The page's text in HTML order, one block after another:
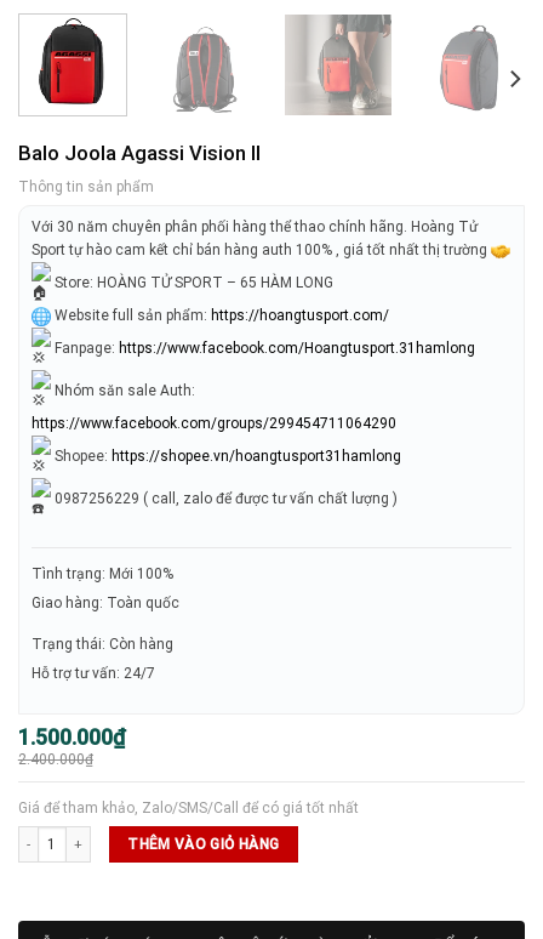
Balo Joola Agassi Vision II
Thông tin sản phẩm
Với 30 năm chuyên phân phối hàng thể thao chính hãng. Hoàng Tử
Sport tự hào cam kết chỉ bán hàng auth 100% , giá tốt nhất thị trường
Store: HOÀNG TỬ SPORT – 65 HÀM LONG
Website full sản phẩm: https://hoangtusport.com/
Fanpage: https://www.facebook.com/Hoangtusport.31hamlong
Nhóm săn sale Auth:
https://www.facebook.com/groups/299454711064290
Shopee: https://shopee.vn/hoangtusport31hamlong
0987256229 ( call, zalo để được tư vấn chất lượng )
Tình trạng: Mới 100%
Giao hàng: Toàn quốc
Trạng thái: Còn hàng
Hỗ trợ tư vấn: 24/7
2.400.000₫
Giá
gốc
là:
1.500.000₫
Giá
hiện
tại
Giá để tham khảo, Zalo/SMS/Call để có giá tốt nhất
Balo Joola Agassi Vision II số lượng
THÊM VÀO GIỎ HÀNG